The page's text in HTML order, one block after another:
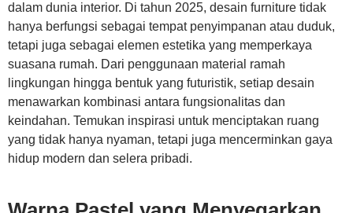
dalam dunia interior. Di tahun 2025, desain furniture tidak
hanya berfungsi sebagai tempat penyimpanan atau duduk,
tetapi juga sebagai elemen estetika yang memperkaya
suasana rumah. Dari penggunaan material ramah
lingkungan hingga bentuk yang futuristik, setiap desain
menawarkan kombinasi antara fungsionalitas dan
keindahan. Temukan inspirasi untuk menciptakan ruang
yang tidak hanya nyaman, tetapi juga mencerminkan gaya
hidup modern dan selera pribadi.